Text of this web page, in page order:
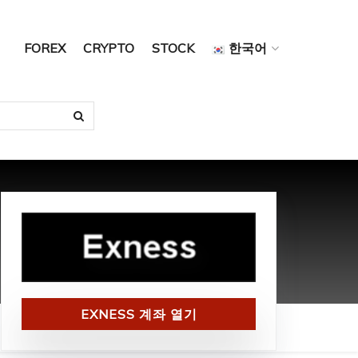
FOREX CRYPTO STOCK 한국어
EXNESS 계좌 열기